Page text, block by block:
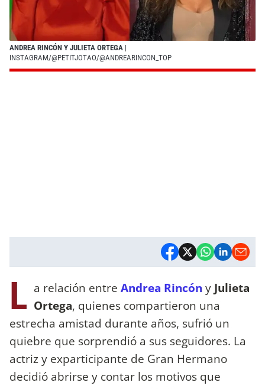
ANDREA RINCÓN Y JULIETA ORTEGA |
INSTAGRAM/@PETITJOTAO/@ANDREARINCON_TOP
L a relación entre Andrea Rincón y Julieta
Ortega, quienes compartieron una
estrecha amistad durante años, sufrió un
quiebre que sorprendió a sus seguidores. La
actriz y exparticipante de Gran Hermano
decidió abrirse y contar los motivos que